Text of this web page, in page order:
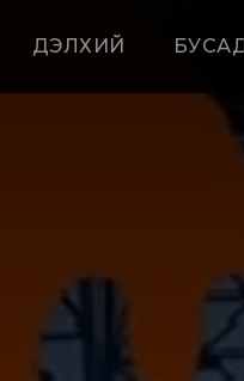
ДЭЛХИЙ